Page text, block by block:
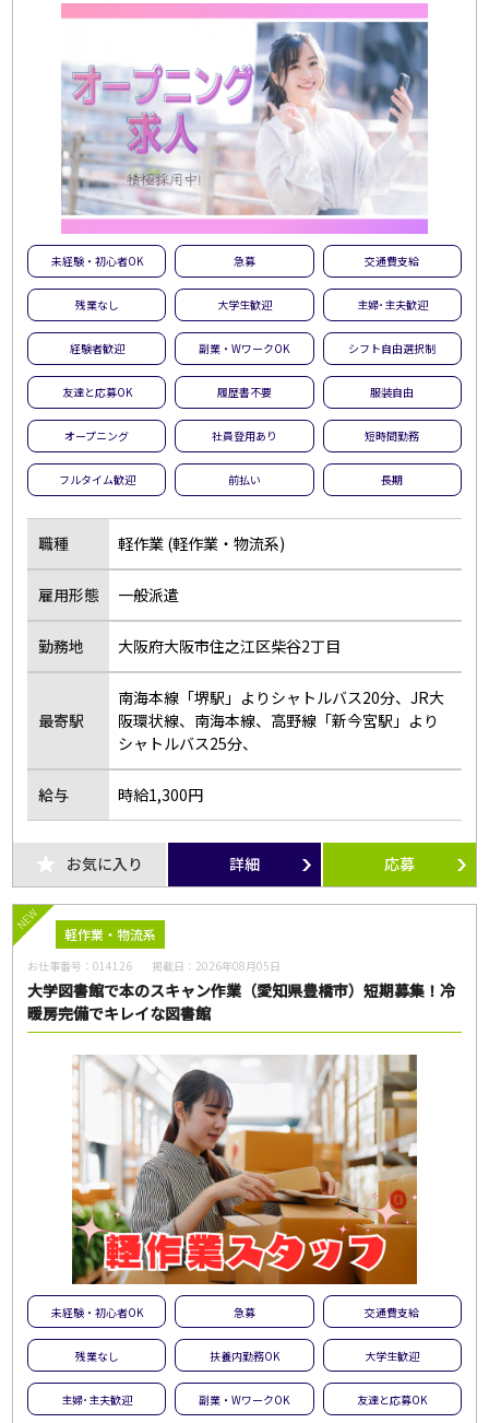
未経験・初心者OK 急募 交通費支給
残業なし 大学生歓迎 主婦･主夫歓迎
経験者歓迎 副業・WワークOK シフト自由選択制
友達と応募OK 履歴書不要 服装自由
オープニング 社員登用あり 短時間勤務
フルタイム歓迎 前払い 長期
職種 軽作業 (軽作業・物流系)
雇用形態 一般派遣
勤務地 大阪府大阪市住之江区柴谷2丁目
最寄駅
南海本線「堺駅」よりシャトルバス20分、JR大
阪環状線、南海本線、高野線「新今宮駅」より
シャトルバス25分、
給与 時給1,300円
お気に入り 詳細 応募
NEW
軽作業・物流系
お仕事番号：014126 掲載日： 2026年08月05日
大学図書館で本のスキャン作業（愛知県豊橋市）短期募集！冷
暖房完備でキレイな図書館
未経験・初心者OK 急募 交通費支給
残業なし 扶養内勤務OK 大学生歓迎
主婦･主夫歓迎 副業・WワークOK 友達と応募OK